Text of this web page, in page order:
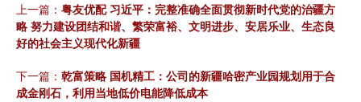
上一篇： 粤友优配 习近平：完整准确全面贯彻新时代党的治疆方
略 努力建设团结和谐、繁荣富裕、文明进步、安居乐业、生态良
好的社会主义现代化新疆
下一篇： 乾富策略 国机精工：公司的新疆哈密产业园规划用于合
成金刚石，利用当地低价电能降低成本